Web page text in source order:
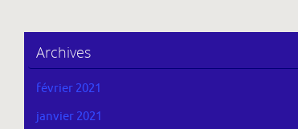
Archives
février 2021
janvier 2021